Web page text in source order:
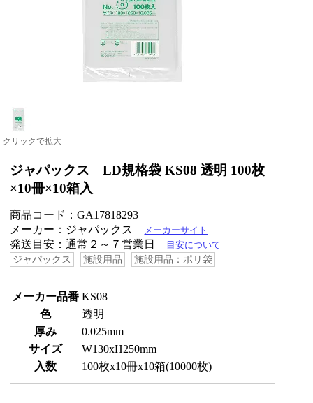
クリックで拡大
ジャパックス LD規格袋 KS08 透明 100枚
×10冊×10箱入
商品コード：GA17818293
メーカー：ジャパックス
メーカーサイト
発送目安：通常２～７営業日 目安について
ジャパックス 施設用品 施設用品：ポリ袋
メーカー品番 KS08
色
透明
厚み
0.025mm
サイズ
W130xH250mm
入数
100枚x10冊x10箱(10000枚)